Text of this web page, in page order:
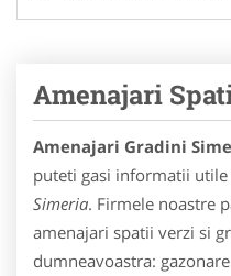
Amenajari
Amenajari Gradini
puteti gasi informatii utile
Simeria. Firmele noastre
amenajari spatii verzi si
dumneavoastra: